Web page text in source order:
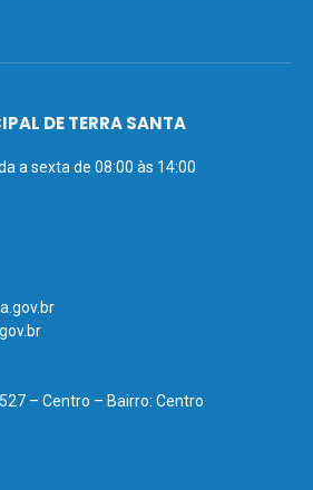
DE TERRA SANTA
a sexta de 08:00 às 14:00
– Centro – Bairro: Centro